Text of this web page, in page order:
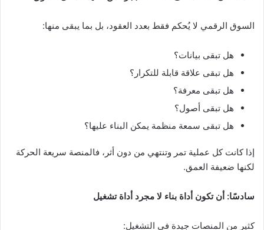
السوق الرقمي لا يُحكم فقط بعدد العقود، بل بما يبقى منها:
هل تبقى بيانات؟
هل تبقى علاقة قابلة للتكرار؟
هل تبقى معرفة؟
هل تبقى أصول؟
هل تبقى سمعة منظمة يمكن البناء عليها؟
إذا كانت كل عملية تمر وتنتهي من دون أثر، فالمنصة سريعة الحركة
لكنها ضعيفة العمق.
سادسًا: أن تكون أداة بناء لا مجرد أداة تشغيل
كثير من المنصات جيدة في التشغيل: